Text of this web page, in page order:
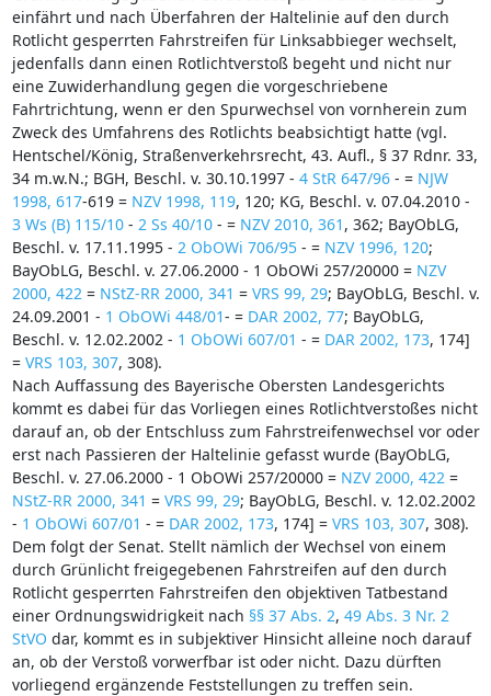
einfährt und nach Überfahren der Haltelinie auf den durch
Rotlicht gesperrten Fahrstreifen für Linksabbieger wechselt,
jedenfalls dann einen Rotlichtverstoß begeht und nicht nur
eine Zuwiderhandlung gegen die vorgeschriebene
Fahrtrichtung, wenn er den Spurwechsel von vornherein zum
Zweck des Umfahrens des Rotlichts beabsichtigt hatte (vgl.
Hentschel/König, Straßenverkehrsrecht, 43. Aufl., § 37 Rdnr. 33,
34 m.w.N.; BGH, Beschl. v. 30.10.1997 - 4 StR 647/96- = NJW
1998, 617-619 = NZV 1998, 119, 120; KG, Beschl. v. 07.04.2010 -
3 Ws (B) 115/10- 2 Ss 40/10- = NZV 2010, 361 , 362; BayObLG,
Beschl. v. 17.11.1995 - 2 ObOWi 706/95- = NZV 1996, 120;
BayObLG, Beschl. v. 27.06.2000 - 1 ObOWi 257/20000 = NZV
2000, 422 = NStZ-RR 2000, 341 = VRS 99, 29; BayObLG, Beschl. v.
24.09.2001 - 1 ObOWi 448/01- = DAR 2002, 77; BayObLG,
Beschl. v. 12.02.2002 - 1 ObOWi 607/01 - = DAR 2002, 173, 174]
= VRS 103, 307, 308).
Nach Auffassung des Bayerische Obersten Landesgerichts
kommt es dabei für das Vorliegen eines Rotlichtverstoßes nicht
darauf an, ob der Entschluss zum Fahrstreifenwechsel vor oder
erst nach Passieren der Haltelinie gefasst wurde (BayObLG,
Beschl. v. 27.06.2000 - 1 ObOWi 257/20000 = NZV 2000, 422 =
NStZ-RR 2000, 341 = VRS 99, 29; BayObLG, Beschl. v. 12.02.2002
- 1 ObOWi 607/01 - = DAR 2002, 173, 174] = VRS 103, 307, 308).
Dem folgt der Senat. Stellt nämlich der Wechsel von einem
durch Grünlicht freigegebenen Fahrstreifen auf den durch
Rotlicht gesperrten Fahrstreifen den objektiven Tatbestand
einer Ordnungswidrigkeit nach §§ 37 Abs. 2, 49 Abs. 3 Nr. 2
StVO dar, kommt es in subjektiver Hinsicht alleine noch darauf
an, ob der Verstoß vorwerfbar ist oder nicht. Dazu dürften
vorliegend ergänzende Feststellungen zu treffen sein.